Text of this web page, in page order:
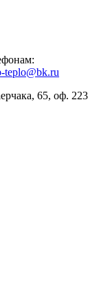
teplo@bk.ru
65, оф. 223